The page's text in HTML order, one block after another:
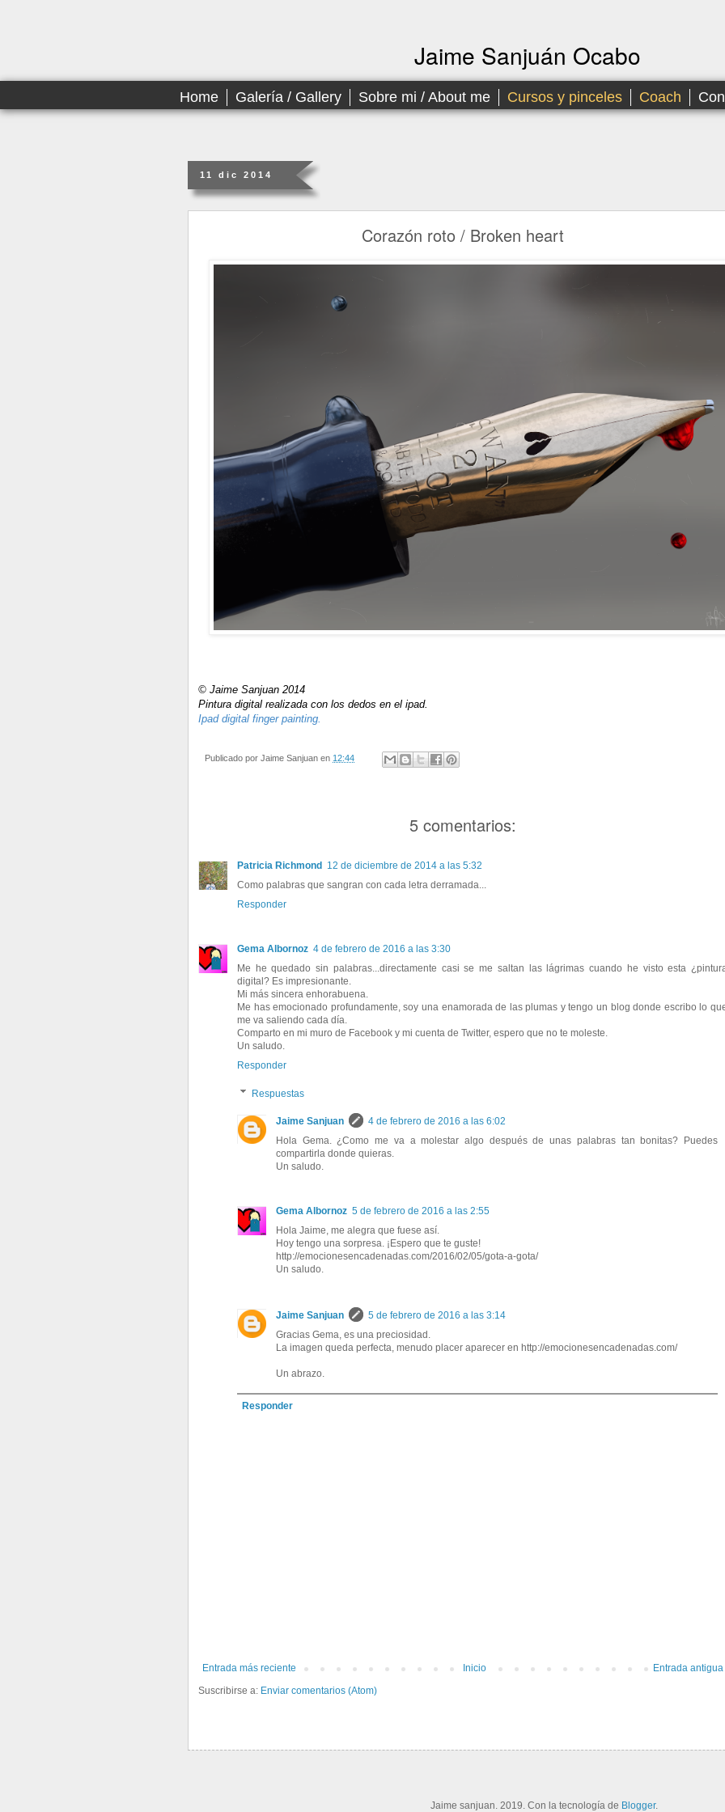
Home Galería / Gallery Sobre mi / About me Cursos y pinceles Coach
Jaime Sanjuán Ocabo
11 dic 2014
Corazón roto / Broken heart
© Jaime Sanjuan 2014
Pintura digital realizada con los dedos en el ipad.
Ipad digital finger painting.
Publicado por Jaime Sanjuan en 12:44
5 comentarios:
Patricia Richmond 12 de diciembre de 2014 a las 5:32
Como palabras que sangran con cada letra derramada...
Responder
Gema Albornoz 4 de febrero de 2016 a las 3:30
Me he quedado sin palabras...directamente casi se me saltan las lágrimas cuando he visto esta
digital? Es impresionante.
Mi más sincera enhorabuena.
Me has emocionado profundamente, soy una enamorada de las plumas y tengo un blog donde escribo lo
me va saliendo cada día.
Comparto en mi muro de Facebook y mi cuenta de Twitter, espero que no te moleste.
Un saludo.
Responder
Respuestas
Jaime Sanjuan
4 de febrero de 2016 a las 6:02
Hola Gema. ¿Como me va a molestar algo después de unas palabras tan bonitas? Puedes
compartirla donde quieras.
Un saludo.
Gema Albornoz 5 de febrero de 2016 a las 2:55
Hola Jaime, me alegra que fuese así.
Hoy tengo una sorpresa. ¡Espero que te guste!
http://emocionesencadenadas.com/2016/02/05/gota-a-gota/
Un saludo.
Jaime Sanjuan
5 de febrero de 2016 a las 3:14
Gracias Gema, es una preciosidad.
La imagen queda perfecta, menudo placer aparecer en http://emocionesencadenadas.com/
Un abrazo.
Responder
Entrada más reciente Entrada antigua
Inicio
Suscribirse a: Enviar comentarios (Atom)
Jaime sanjuan. 2019. Con la tecnología de Blogger.